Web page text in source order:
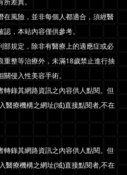
在風險，並非每個人都適合，須經醫
，本站內容僅供參考。
部規定，除非有醫療上的適應症或必
重整等治療外，未滿18歲禁止進行抽
侵入性美容手術。
轉錄其網路資訊之內容供人點閱。但
醫療機構之網址(域)直接點閱者,不在
轉錄其網路資訊之內容供人點閱。但
醫療機構之網址(域)直接點閱者,不在